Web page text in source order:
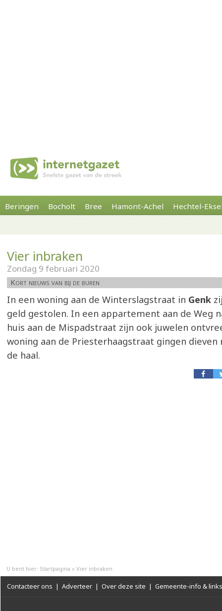
Beringen Bocholt Bree Hamont-Achel Hechtel-
Vier inbraken
Zondag 9 februari 2020
Kort nieuws van bij de buren
In een woning aan de Winterslagstraat in Genk
geld gestolen. In een appartement aan de Weg
huis aan de Mispadstraat zijn ook juwelen
woning aan de Priesterhaagstraat gingen dieven
de haal.
U bent hier: Startpagina » Vier inbraken
Contacteer ons | Adverteer | Over deze site | Gemeente-info & links